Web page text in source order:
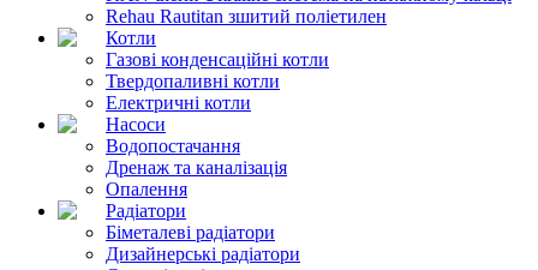
Rehau Rautitan зшитий поліетилен
Котли
Газові конденсаційні котли
Твердопаливні котли
Електричні котли
Насоси
Водопостачання
Дренаж та каналізація
Опалення
Радіатори
Біметалеві радіатори
Дизайнерські радіатори